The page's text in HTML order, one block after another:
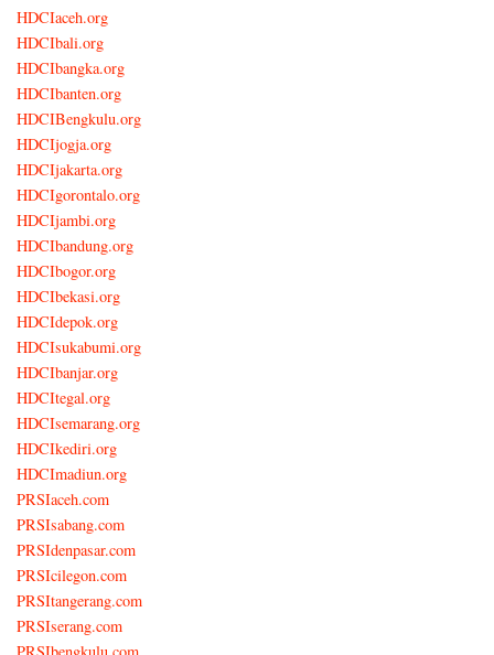
HDCIaceh.org
HDCIbali.org
HDCIbangka.org
HDCIbanten.org
HDCIBengkulu.org
HDCIjogja.org
HDCIjakarta.org
HDCIgorontalo.org
HDCIjambi.org
HDCIbandung.org
HDCIbogor.org
HDCIbekasi.org
HDCIdepok.org
HDCIsukabumi.org
HDCIbanjar.org
HDCItegal.org
HDCIsemarang.org
HDCIkediri.org
HDCImadiun.org
PRSIaceh.com
PRSIsabang.com
PRSIdenpasar.com
PRSIcilegon.com
PRSItangerang.com
PRSIserang.com
PRSIbengkulu.com